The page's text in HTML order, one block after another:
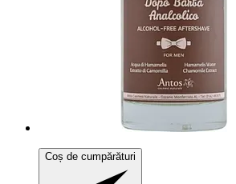
Coș de cumpărături